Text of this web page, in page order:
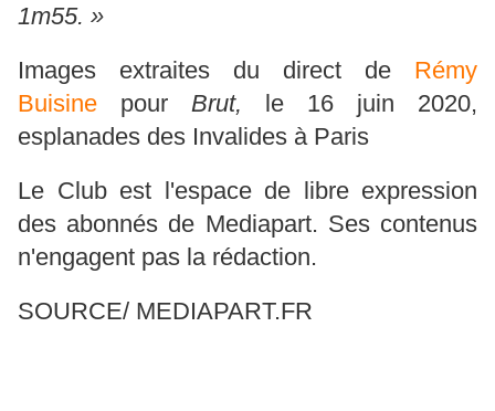
1m55. »
Images extraites du direct de Rémy
Buisine pour Brut, le 16 juin 2020,
esplanades des Invalides à Paris
Le Club est l'espace de libre expression
des abonnés de Mediapart. Ses contenus
n'engagent pas la rédaction.
SOURCE/ MEDIAPART.FR